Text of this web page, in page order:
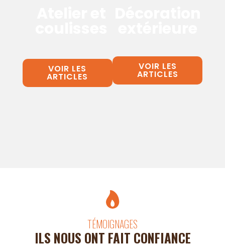
VOIR LES
ARTICLES
VOIR LES
ARTICLES
TÉMOIGNAGES
ILS NOUS ONT FAIT CONFIANCE